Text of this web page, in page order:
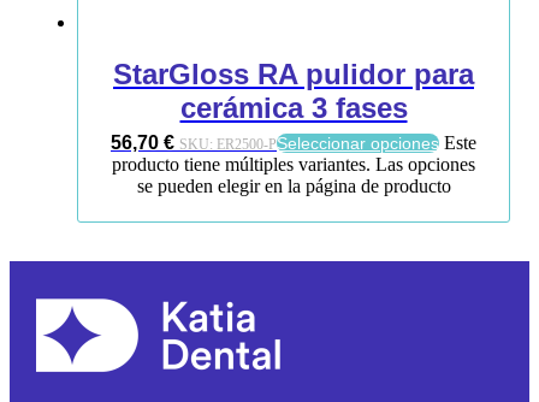
StarGloss RA pulidor para
cerámica 3 fases
56,70 € SKU: ER2500-PSeleccionar opciones Este
producto tiene múltiples variantes. Las opciones
se pueden elegir en la página de producto